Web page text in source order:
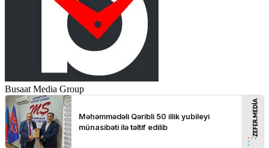
Busaat Media Group